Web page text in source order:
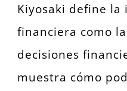
Kiyosaki define la
financiera como
decisiones
muestra cómo